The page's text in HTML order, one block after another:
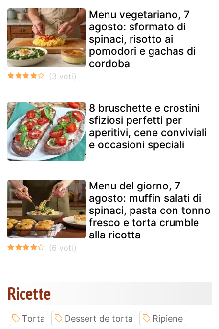
Menu vegetariano, 7
agosto: sformato di
spinaci, risotto ai
pomodori e gachas di
cordoba
8 bruschette e crostini
sfiziosi perfetti per
aperitivi, cene conviviali
e occasioni speciali
Menu del giorno, 7
agosto: muffin salati di
spinaci, pasta con tonno
fresco e torta crumble
alla ricotta
Ricette
Torta Dessert de torta
Ripiene